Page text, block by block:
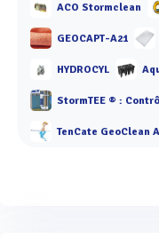
ACO Stormclean
GEOCAPT-A21
HYDROCYL
StormTEE ® :
TenCate GeoClean